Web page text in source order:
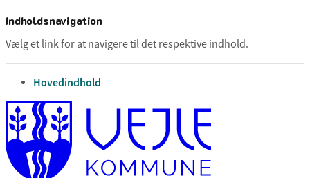
Indholdsnavigation
Vælg et link for at navigere til det respektive indhold.
gå til
Hovedindhold